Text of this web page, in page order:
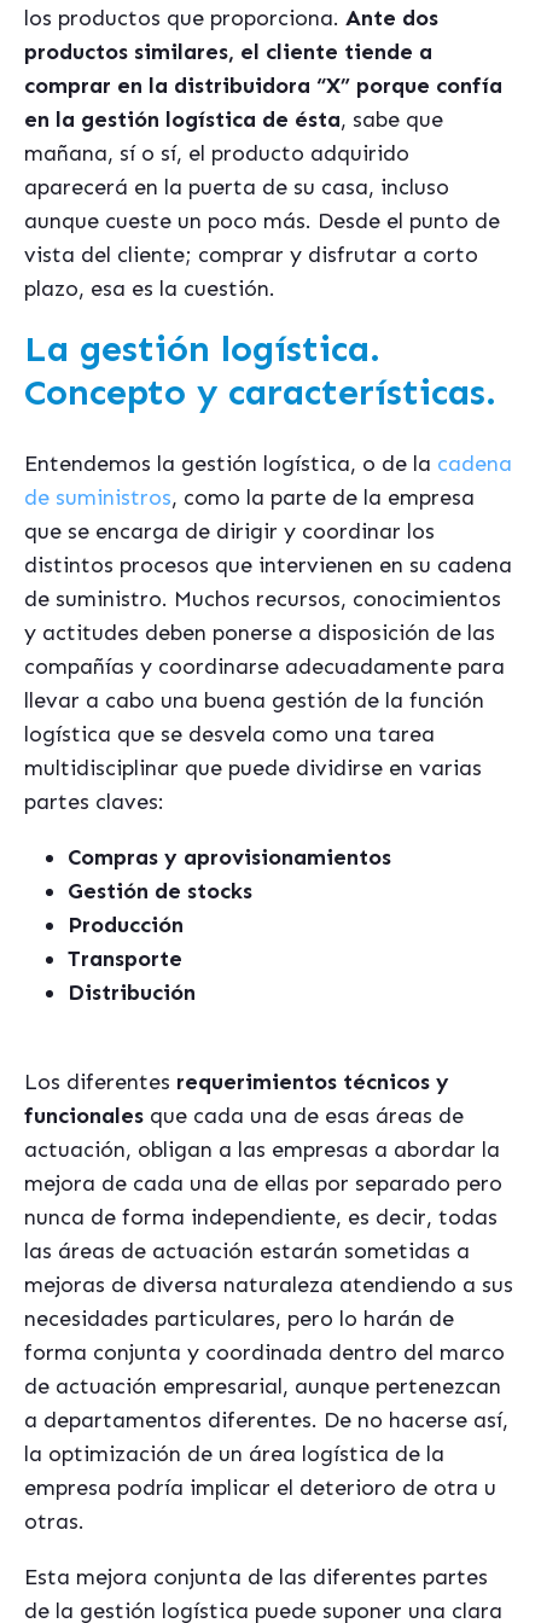
los productos que proporciona. Ante dos
productos similares, el cliente tiende a
comprar en la distribuidora “X” porque confía
en la gestión logística de ésta, sabe que
mañana, sí o sí, el producto adquirido
aparecerá en la puerta de su casa, incluso
aunque cueste un poco más. Desde el punto de
vista del cliente; comprar y disfrutar a corto
plazo, esa es la cuestión.
La gestión logística.
Concepto y características.
Entendemos la gestión logística, o de la cadena
de suministros, como la parte de la empresa
que se encarga de dirigir y coordinar los
distintos procesos que intervienen en su cadena
de suministro. Muchos recursos, conocimientos
y actitudes deben ponerse a disposición de las
compañías y coordinarse adecuadamente para
llevar a cabo una buena gestión de la función
logística que se desvela como una tarea
multidisciplinar que puede dividirse en varias
partes claves:
Compras y aprovisionamientos
Gestión de stocks
Producción
Transporte
Distribución
Los diferentes requerimientos técnicos y
funcionales que cada una de esas áreas de
actuación, obligan a las empresas a abordar la
mejora de cada una de ellas por separado pero
nunca de forma independiente, es decir, todas
las áreas de actuación estarán sometidas a
mejoras de diversa naturaleza atendiendo a sus
necesidades particulares, pero lo harán de
forma conjunta y coordinada dentro del marco
de actuación empresarial, aunque pertenezcan
a departamentos diferentes. De no hacerse así,
la optimización de un área logística de la
empresa podría implicar el deterioro de otra u
otras.
Esta mejora conjunta de las diferentes partes
de la gestión logística puede suponer una clara